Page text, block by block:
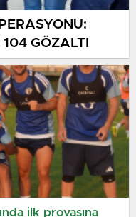
GÖZALTI
ilk provasına